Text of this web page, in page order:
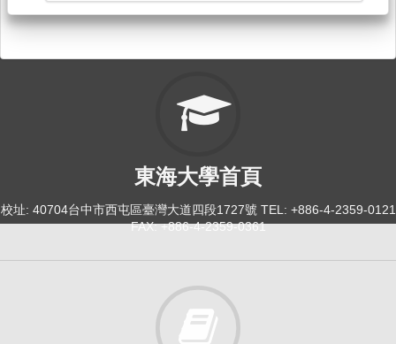
東海大學首頁
校址: 40704台中市西屯區臺灣大道四段1727號 TEL: +886-4-2359-0121
FAX: +886-4-2359-0361